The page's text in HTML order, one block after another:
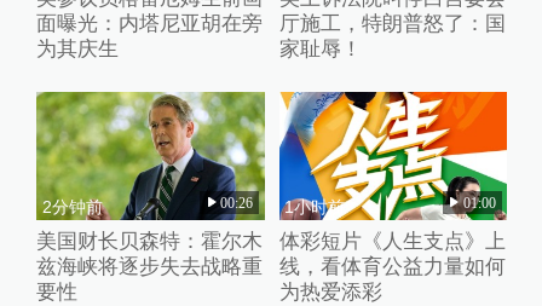
面曝光：内塔尼亚胡在旁
为其庆生
厅施工，特朗普怒了：国
家耻辱！
2分钟前 00:26
美国财长贝森特：霍尔木
兹海峡将逐步失去战略重
要性
1小时前 01:00
体彩短片《人生支点》上
线，看体育公益力量如何
为热爱添彩